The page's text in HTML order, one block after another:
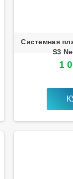
Системная
S3
1